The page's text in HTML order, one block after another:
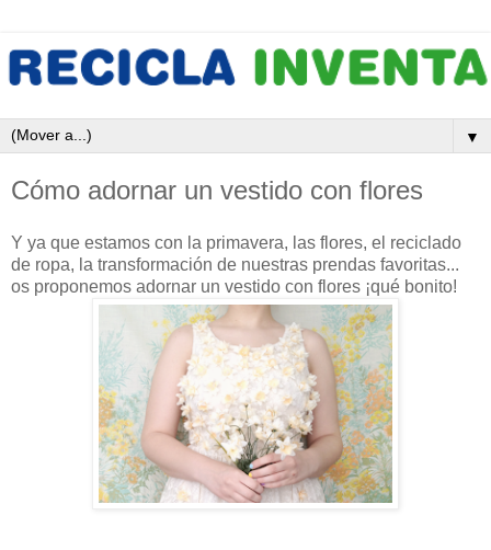
▼
Cómo adornar un vestido con flores
Y ya que estamos con la primavera, las flores, el reciclado
de ropa, la transformación de nuestras prendas favoritas...
os proponemos adornar un vestido con flores ¡qué bonito!